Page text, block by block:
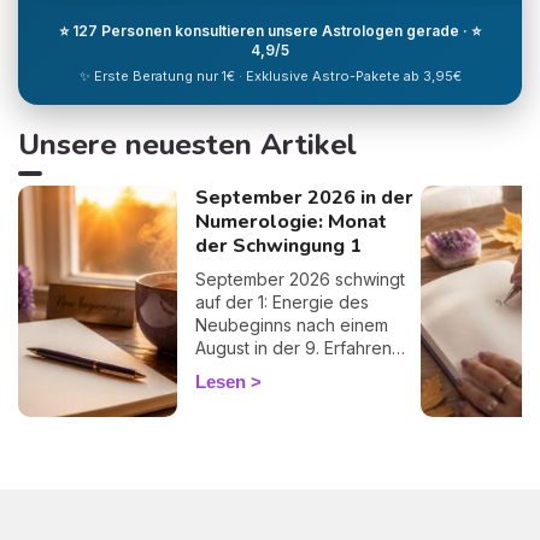
⭐ 127 Personen konsultieren unsere Astrologen gerade · ⭐
4,9/5
✨ Erste Beratung nur 1€ · Exklusive Astro-Pakete ab 3,95€
Unsere neuesten Artikel
September 2026 in der
Numerologie: Monat
der Schwingung 1
September 2026 schwingt
auf der 1: Energie des
Neubeginns nach einem
August in der 9. Erfahren
Sie mehr über das Klima
des Monats und wie Sie es
Lesen